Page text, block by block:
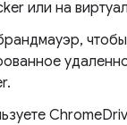
или на